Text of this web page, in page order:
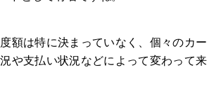
額は特に決まっていなく、個々のカー
や支払い状況などによって変わって来